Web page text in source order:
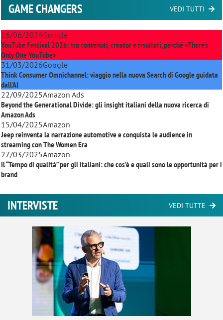
GAME CHANGERS VEDI TUTTI
16/06/2026Google
YouTube Festival 2026: tra contenuti, creator e risultati, perché «There’s
Only One YouTube»
31/03/2026Google
Think Consumer Omnichannel: viaggio nella nuova Search di Google guidata
dall'AI
22/09/2025Amazon Ads
Beyond the Generational Divide: gli insight italiani della nuova ricerca di
Amazon Ads
15/04/2025Amazon
Jeep reinventa la narrazione automotive e conquista le audience in
streaming conThe Women Era
27/03/2025Amazon
Il “Tempo di qualità” per gli italiani: che cos’è e quali sono le opportunità per i
brand
INTERVISTE VEDI TUTTE